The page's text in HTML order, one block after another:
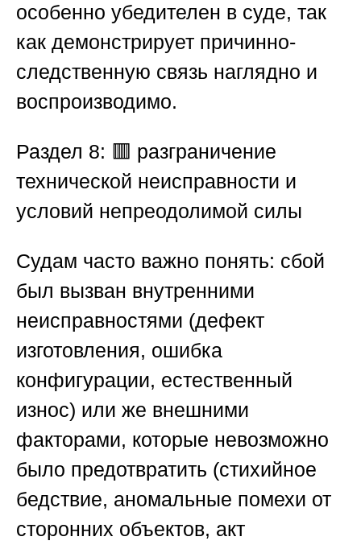
особенно убедителен в суде, так
как демонстрирует причинно-
следственную связь наглядно и
воспроизводимо.
Раздел 8: 🟥 разграничение
технической неисправности и
условий непреодолимой силы
Судам часто важно понять: сбой
был вызван внутренними
неисправностями (дефект
изготовления, ошибка
конфигурации, естественный
износ) или же внешними
факторами, которые невозможно
было предотвратить (стихийное
бедствие, аномальные помехи от
сторонних объектов, акт